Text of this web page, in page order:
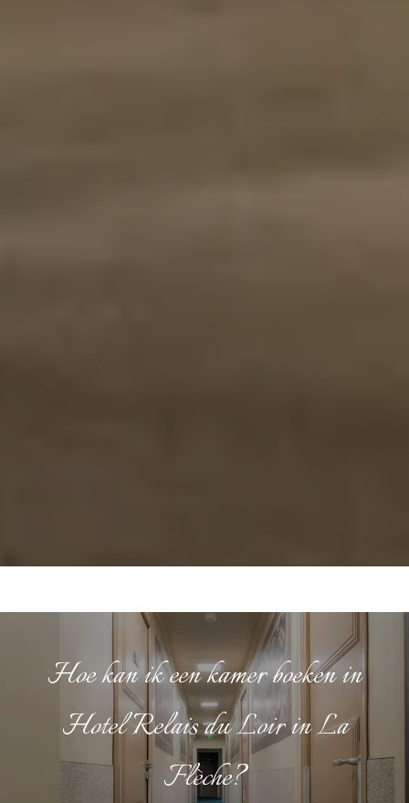
Hoe kan ik een kamer boeken in
Hotel Relais du Loir in La
Flèche?